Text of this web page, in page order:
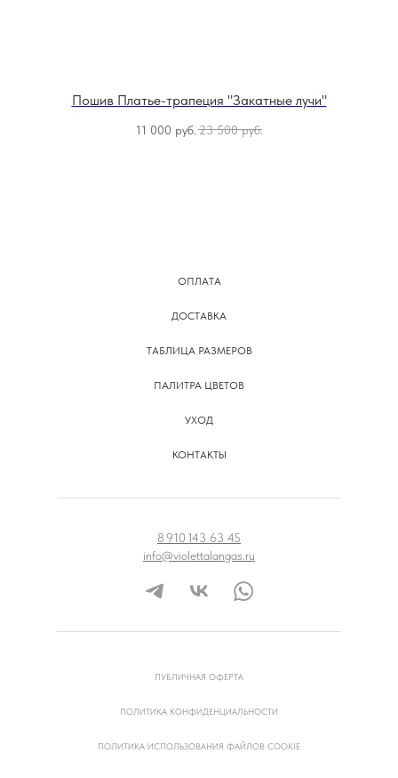
Пошив Платье-трапеция "Закатные лучи"
11 000 руб. 23 500 руб.
ОПЛАТА
ДОСТАВКА
ТАБЛИЦА РАЗМЕРОВ
ПАЛИТРА ЦВЕТОВ
УХОД
КОНТАКТЫ
8 910 143 63 45
info@violettalangas.ru
ПУБЛИЧНАЯ ОФЕРТА
ПОЛИТИКА КОНФИДЕНЦИАЛЬНОСТИ
ПОЛИТИКА ИСПОЛЬЗОВАНИЯ ФАЙЛОВ COOKIE